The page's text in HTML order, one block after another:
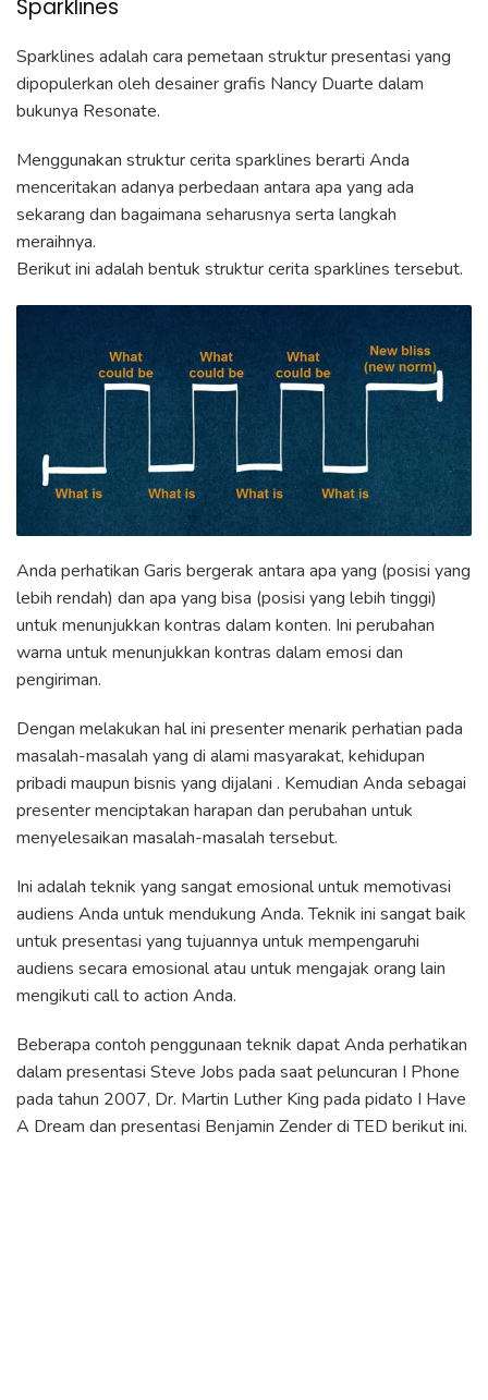
Sparklines
Sparklines adalah cara pemetaan struktur presentasi yang
dipopulerkan oleh desainer grafis Nancy Duarte dalam
bukunya Resonate.
Menggunakan struktur cerita sparklines berarti Anda
menceritakan adanya perbedaan antara apa yang ada
sekarang dan bagaimana seharusnya serta langkah
meraihnya.
Berikut ini adalah bentuk struktur cerita sparklines tersebut.
Anda perhatikan Garis bergerak antara apa yang (posisi yang
lebih rendah) dan apa yang bisa (posisi yang lebih tinggi)
untuk menunjukkan kontras dalam konten. Ini perubahan
warna untuk menunjukkan kontras dalam emosi dan
pengiriman.
Dengan melakukan hal ini presenter menarik perhatian pada
masalah-masalah yang di alami masyarakat, kehidupan
pribadi maupun bisnis yang dijalani . Kemudian Anda sebagai
presenter menciptakan harapan dan perubahan untuk
menyelesaikan masalah-masalah tersebut.
Ini adalah teknik yang sangat emosional untuk memotivasi
audiens Anda untuk mendukung Anda. Teknik ini sangat baik
untuk presentasi yang tujuannya untuk mempengaruhi
audiens secara emosional atau untuk mengajak orang lain
mengikuti call to action Anda.
Beberapa contoh penggunaan teknik dapat Anda perhatikan
dalam presentasi Steve Jobs pada saat peluncuran I Phone
pada tahun 2007, Dr. Martin Luther King pada pidato I Have
A Dream dan presentasi Benjamin Zender di TED berikut ini.